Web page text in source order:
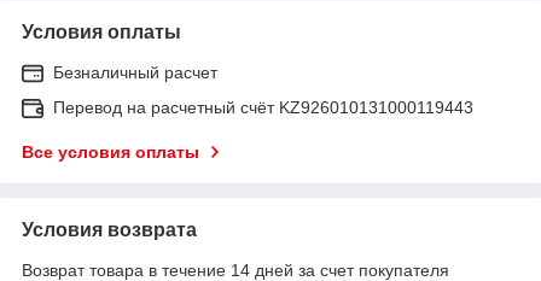
Условия оплаты
Безналичный расчет
Перевод на расчетный счёт KZ926010131000119443
Все условия оплаты
Условия возврата
Возврат товара в течение 14 дней за счет покупателя